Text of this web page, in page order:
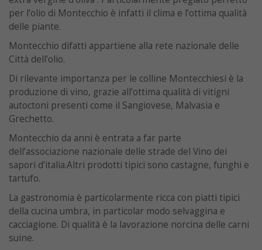
per l’olio di Montecchio è infatti il clima e l’ottima qualità
delle piante.
Montecchio difatti appartiene alla rete nazionale delle
Città dell’olio.
Di rilevante importanza per le colline Montecchiesi è la
produzione di vino, grazie all’ottima qualità di vitigni
autoctoni presenti come il Sangiovese, Malvasia e
Grechetto.
Montecchio da anni è entrata a far parte
dell’associazione nazionale delle strade del Vino dei
sapori d’italia.Altri prodotti tipici sono castagne, funghi e
tartufo.
La gastronomia è particolarmente ricca con piatti tipici
della cucina umbra, in particolar modo selvaggina e
cacciagione. Di qualità è la lavorazione norcina delle carni
suine.